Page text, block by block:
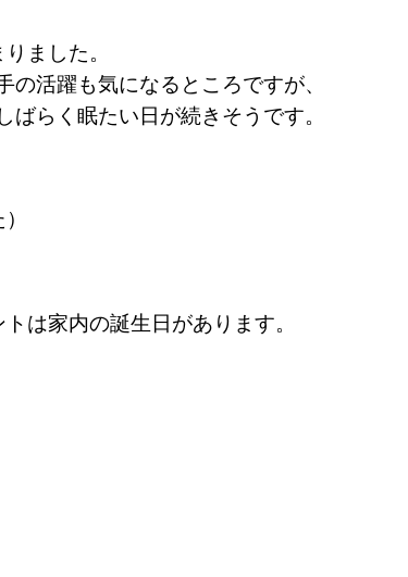
ました。
活躍も気になるところですが、
らく眠たい日が続きそうです。
は家内の誕生日があります。